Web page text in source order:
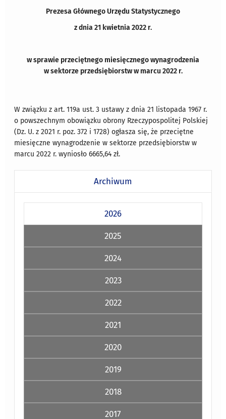
Prezesa Głównego Urzędu Statystycznego
z dnia 21 kwietnia 2022 r.
w sprawie przeciętnego miesięcznego wynagrodzenia
w sektorze przedsiębiorstw w marcu 2022 r.
W związku z art. 119a ust. 3 ustawy z dnia 21 listopada 1967 r.
o powszechnym obowiązku obrony Rzeczypospolitej Polskiej
(Dz. U. z 2021 r. poz. 372 i 1728) ogłasza się, że przeciętne
miesięczne wynagrodzenie w sektorze przedsiębiorstw w
marcu 2022 r. wyniosło 6665,64 zł.
Archiwum
2026
2025
2024
2023
2022
2021
2020
2019
2018
2017